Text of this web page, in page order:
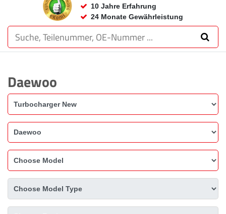
10 Jahre Erfahrung
24 Monate Gewährleistung
Daewoo